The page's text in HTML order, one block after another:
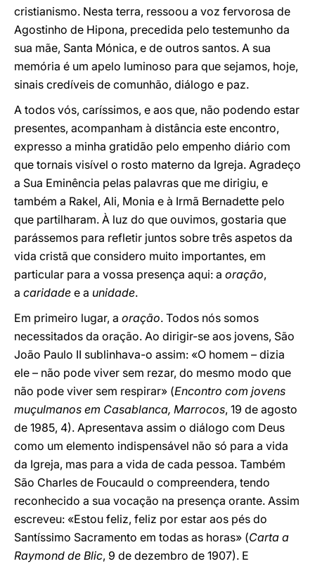
cristianismo. Nesta terra, ressoou a voz fervorosa de
Agostinho de Hipona, precedida pelo testemunho da
sua mãe, Santa Mónica, e de outros santos. A sua
memória é um apelo luminoso para que sejamos, hoje,
sinais credíveis de comunhão, diálogo e paz.
A todos vós, caríssimos, e aos que, não podendo estar
presentes, acompanham à distância este encontro,
expresso a minha gratidão pelo empenho diário com
que tornais visível o rosto materno da Igreja. Agradeço
a Sua Eminência pelas palavras que me dirigiu, e
também a Rakel, Ali, Monia e à Irmã Bernadette pelo
que partilharam. À luz do que ouvimos, gostaria que
parássemos para refletir juntos sobre três aspetos da
vida cristã que considero muito importantes, em
particular para a vossa presença aqui: a oração,
a caridade e a unidade.
Em primeiro lugar, a oração. Todos nós somos
necessitados da oração. Ao dirigir-se aos jovens, São
João Paulo II sublinhava-o assim: «O homem – dizia
ele – não pode viver sem rezar, do mesmo modo que
não pode viver sem respirar» (Encontro com jovens
muçulmanos em Casablanca, Marrocos, 19 de agosto
de 1985, 4). Apresentava assim o diálogo com Deus
como um elemento indispensável não só para a vida
da Igreja, mas para a vida de cada pessoa. Também
São Charles de Foucauld o compreendera, tendo
reconhecido a sua vocação na presença orante. Assim
escreveu: «Estou feliz, feliz por estar aos pés do
Santíssimo Sacramento em todas as horas» (Carta a
Raymond de Blic, 9 de dezembro de 1907). E